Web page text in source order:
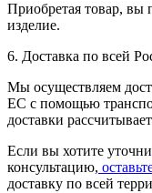
Приобретая товар, вы
изделие.
6. Доставка по всей
Мы осуществляем
ЕС с помощью
доставки
Если вы хотите
консультацию,
доставку по всей